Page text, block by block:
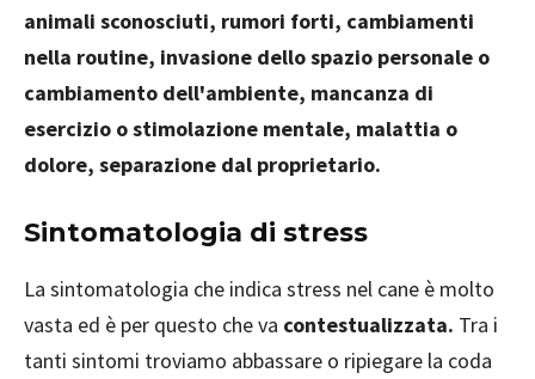
animali sconosciuti, rumori forti, cambiamenti
nella routine, invasione dello spazio personale o
cambiamento dell'ambiente, mancanza di
esercizio o stimolazione mentale, malattia o
dolore, separazione dal proprietario.
Sintomatologia di stress
La sintomatologia che indica stress nel cane è molto
vasta ed è per questo che va contestualizzata. Tra i
tanti sintomi troviamo abbassare o ripiegare la coda